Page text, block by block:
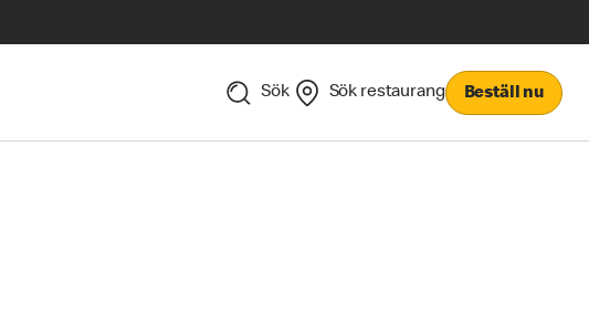
Sök Sök restaurang Beställ nu